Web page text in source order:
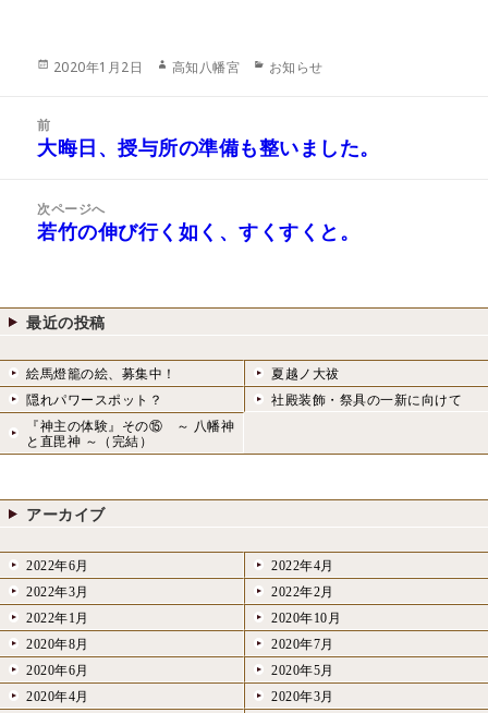
o
k
er
l
投
2020年1月2日
作
高知八幡宮
カ
ー
お知らせ
ン
前
前
投
稿:
大晦日、授与所の準備も整いました。
次ページへ
次
稿:
若竹の伸び行く如く、すくすくと。
最近の投稿
絵馬燈籠の絵、募集中！
夏越ノ大祓
隠れパワースポット？
社殿装飾・祭具の一新に向けて
『神主の体験』その⑮ ～ 八幡神
と直毘神 ～（完結）
アーカイブ
2022年6月
2022年4月
2022年3月
2022年2月
2022年1月
2020年10月
2020年8月
2020年7月
2020年6月
2020年5月
2020年4月
2020年3月